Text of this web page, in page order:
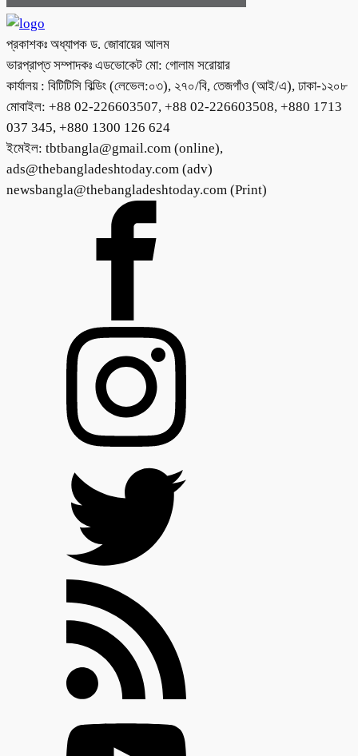
প্রকাশকঃ অধ্যাপক ড. জোবায়ের আলম
ভারপ্রাপ্ত সম্পাদকঃ এডভোকেট মো: গোলাম সরোয়ার
কার্যালয় : বিটিটিসি বিল্ডিং (লেভেল:০৩), ২৭০/বি, তেজগাঁও (আই/এ), ঢাকা-১২০৮
মোবাইল: +88 02-226603507, +88 02-226603508, +880 1713
037 345, +880 1300 126 624
ইমেইল: tbtbangla@gmail.com (online),
ads@thebangladeshtoday.com (adv)
newsbangla@thebangladeshtoday.com (Print)